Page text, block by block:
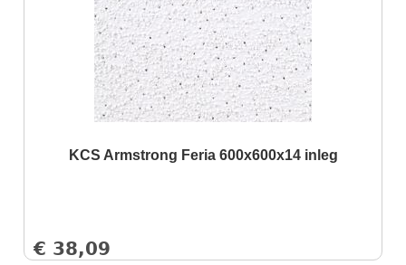
KCS Armstrong Feria 600x600x14 inleg
€ 38,09